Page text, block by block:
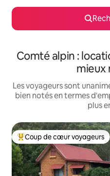
Comté alpin :
mieux
Les voyageurs sont
bien notés en termes
plus
Coups de cœur voyageurs
Coup de cœur voyageurs